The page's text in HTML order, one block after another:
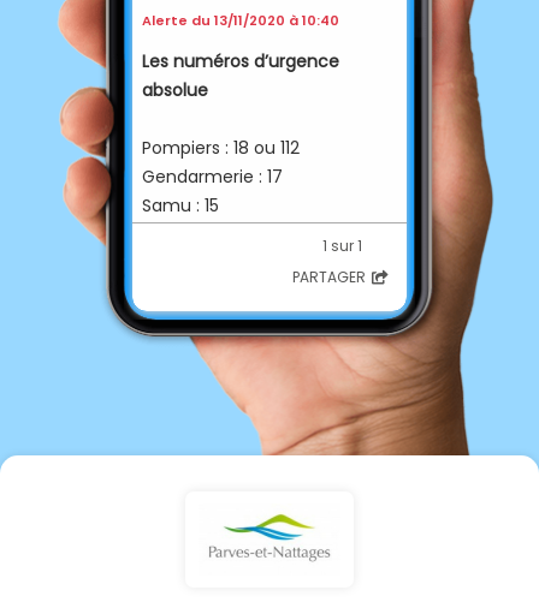
Alerte du 13/11/2020 à 10:40
Les numéros d’urgence
absolue
Pompiers : 18 ou 112
Gendarmerie : 17
Samu : 15
Un numéro de téléphone
portable est spécialement
dédié pour l’astreinte des élus
(Maire et adjoints)
07 88 40 75 52
exceptionnelet ne
peut être fait que pendant les
1 sur 1
PARTAGER